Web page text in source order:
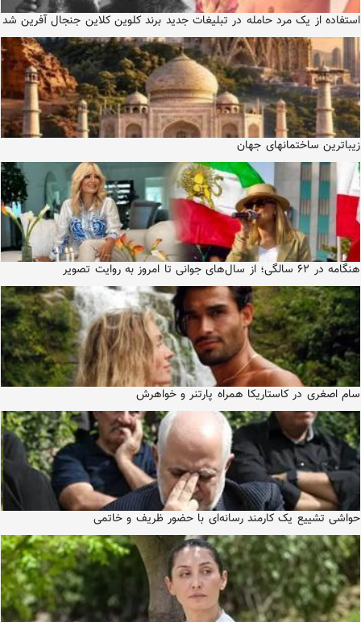
استفاده از یک مرد حامله در تبلیغات جدید برند کلوین کلاین جنجال آفرین شد
زیباترین ساختمانهای جهان
هنگامه در ۶۲ سالگی؛ از سال‌های جوانی تا امروز به روایت تصویر
سام اصغری در کاستاریکا همراه پارتنر و خواهرش
حواشی تشییع یک کارمند رسانه‌ای با حضور ظریف و خاتمی